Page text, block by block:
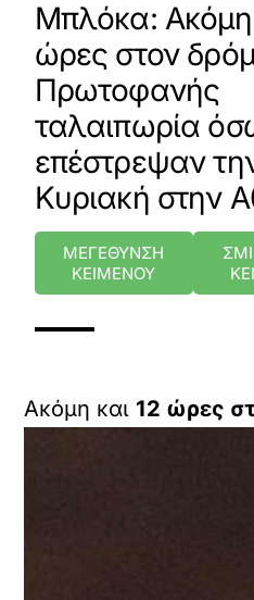
Μπλόκα: Ακόμη
ώρες στον
Πρωτοφανής
ταλαιπωρία
επέστρεψαν
Κυριακή στην
ΜΕΓΕΘΥΝΣΗ
ΚΕΙΜΕΝΟΥ
Ακόμη και 12 ώρες